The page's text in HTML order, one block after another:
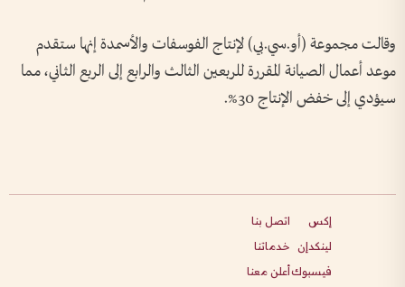
وقالت مجموعة (أو.سي.بي) لإنتاج الفوسفات ⁠والأسمدة إنها ستقدم
موعد أعمال الصيانة المقررة للربعين الثالث والرابع إلى الربع الثاني، مما
سيؤدي إلى خفض الإنتاج 30%.
إكس
لينكدإن
فيسبوك
اتصل بنا
خدماتنا
أعلن معنا